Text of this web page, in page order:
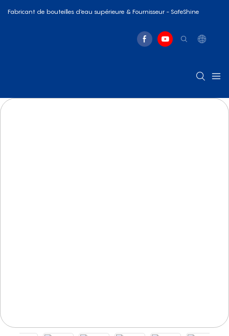
Fabricant de bouteilles d'eau supérieure & Fournisseur - SafeShine